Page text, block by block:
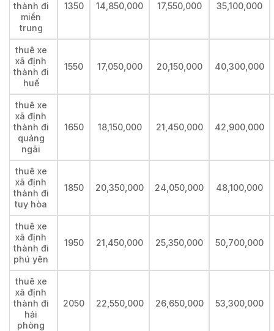
thành đi
miền
trung
1350 14,850,000 17,550,000 35,100,000
thuê xe
xã định
thành đi
huế
1550 17,050,000 20,150,000 40,300,000
thuê xe
xã định
thành đi
quảng
ngãi
1650 18,150,000 21,450,000 42,900,000
thuê xe
xã định
thành đi
tuy hòa
1850 20,350,000 24,050,000 48,100,000
thuê xe
xã định
thành đi
phú yên
1950 21,450,000 25,350,000 50,700,000
thuê xe
xã định
thành đi
hải
phòng
2050 22,550,000 26,650,000 53,300,000